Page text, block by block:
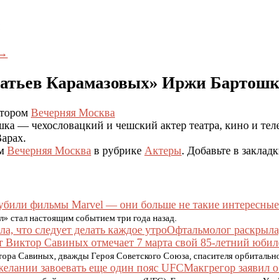
Карамазовых» Иржи
Вечерняя Москва
— чехословацкий и чешский актер театра, кино и
Вечерняя Москва в рубрике Актеры. Добавьте в
стал настоящим событием три года назад.
Офтальмолог
Савиных, дважды Героя Советского Союза, спасителя
Макгрегор заявил